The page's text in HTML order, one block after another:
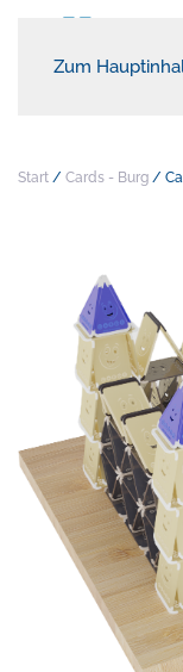
Zum
Start / Cards - Burg /